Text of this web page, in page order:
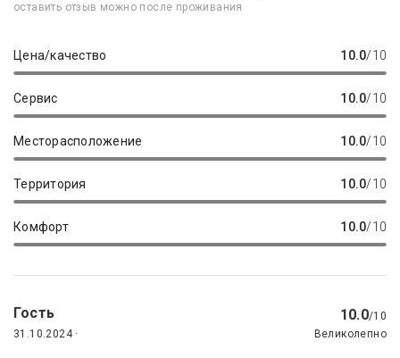
оставить отзыв можно после проживания
Цена/качество 10.0/10
Сервис 10.0/10
Месторасположение 10.0/10
Территория 10.0/10
Комфорт 10.0/10
Гость 10.0/10
31.10.2024 ·
Великолепно